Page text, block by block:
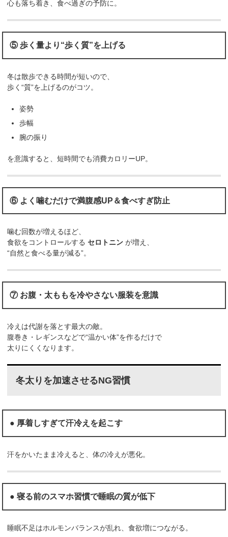
心も落ち着き、食べ過ぎの予防に。
⑤ 歩く量より“歩く質”を上げる
冬は散歩できる時間が短いので、
歩く“質”を上げるのがコツ。
姿勢
歩幅
腕の振り
を意識すると、短時間でも消費カロリーUP。
⑥ よく噛むだけで満腹感UP＆食べすぎ防止
噛む回数が増えるほど、
食欲をコントロールするセロトニン が増え、
“自然と食べる量が減る”。
⑦ お腹・太ももを冷やさない服装を意識
冷えは代謝を落とす最大の敵。
腹巻き・レギンスなどで“温かい体”を作るだけで
太りにくくなります。
冬太りを加速させるNG習慣
● 厚着しすぎて汗冷えを起こす
汗をかいたまま冷えると、体の冷えが悪化。
● 寝る前のスマホ習慣で睡眠の質が低下
睡眠不足はホルモンバランスが乱れ、食欲増につながる。